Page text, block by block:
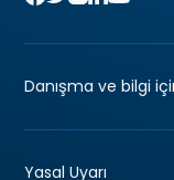
Danışma ve bilgi
Yasal Uyarı